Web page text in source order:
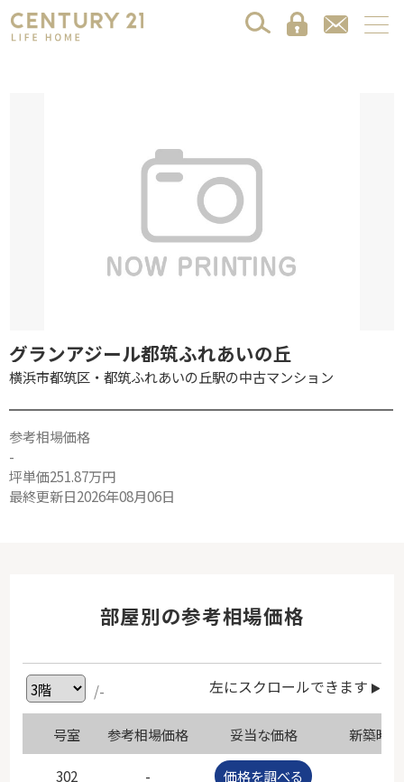
グランアジール都筑ふれあいの丘
横浜市都筑区・都筑ふれあいの丘駅の中古マンション
参考相場価格
-
坪単価251.87万円
最終更新日2026年08月06日
部屋別の参考相場価格
/- 左にスクロールできます
号室 参考相場価格 妥当な価格 新築時
302 - 価格を調べる